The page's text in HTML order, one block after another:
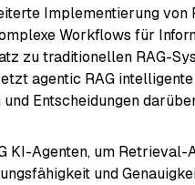
Implementierung
Workflows für
zu traditionellen RAG-
agentic RAG
Entscheidungen
KI-Agenten, um
und